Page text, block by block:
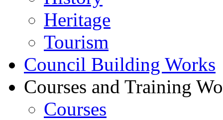
Heritage
Tourism
Council Building Works
Courses and Training
Courses